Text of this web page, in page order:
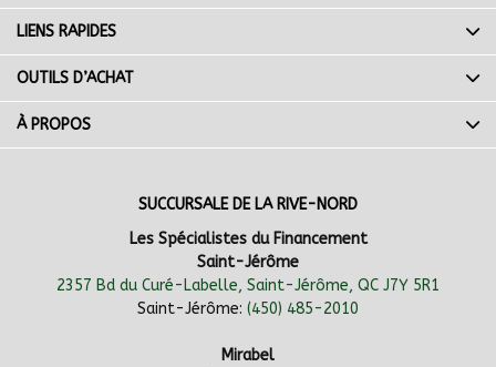
SUCCURSALE DE LA RIVE-NORD
Les Spécialistes du Financement
Saint-Jérôme
2357 Bd du Curé-Labelle, Saint-Jérôme, QC J7Y 5R1
Saint-Jérôme: (450) 485-2010
Mirabel
LIENS RAPIDES
OUTILS D’ACHAT
À PROPOS